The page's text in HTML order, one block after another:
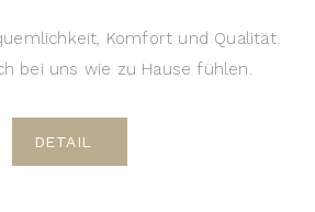
Komfort und Qualität.
bei uns wie zu Hause fühlen.
DETAIL